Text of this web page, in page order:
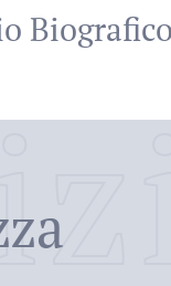
Biografico